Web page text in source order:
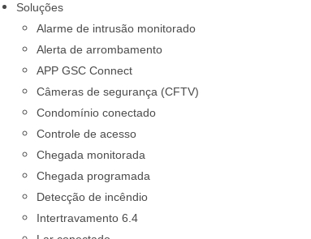
Soluções
Alarme de intrusão monitorado
Alerta de arrombamento
APP GSC Connect
Câmeras de segurança (CFTV)
Condomínio conectado
Controle de acesso
Chegada monitorada
Chegada programada
Detecção de incêndio
Intertravamento 6.4